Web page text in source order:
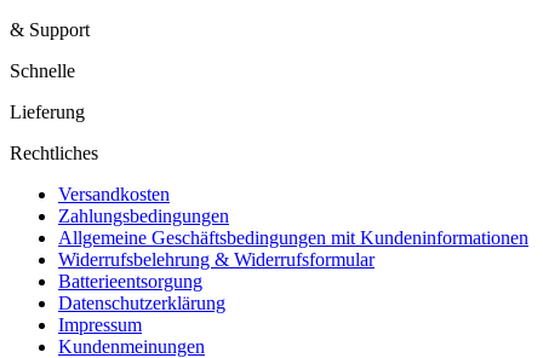
& Support
Schnelle
Lieferung
Rechtliches
Versandkosten
Zahlungsbedingungen
Allgemeine Geschäftsbedingungen mit Kundeninformationen
Widerrufsbelehrung & Widerrufsformular
Batterieentsorgung
Datenschutzerklärung
Impressum
Kundenmeinungen